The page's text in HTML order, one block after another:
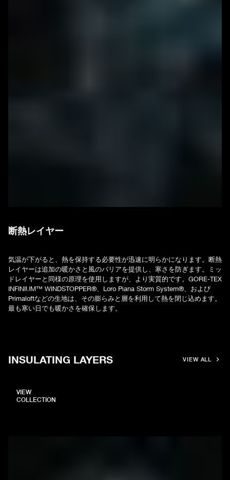
断熱レイヤー
気温が下がると、熱を保持する必要性が迅速に明らかになります。断熱
レイヤーは追加の暖かさと風のバリアを提供し、寒さを防ぎます。ミッ
ドレイヤーと同様の原理を使用しますが、より実質的です。GORE-TEX
INFINIUM™ WINDSTOPPER®、Loro Piana Storm System®、および
Primaloftなどの生地は、その膨らみと層を利用して熱を閉じ込めます。
最も寒い日でも暖かさを確保します。
INSULATING LAYERS VIEW ALL
VIEW
COLLECTION